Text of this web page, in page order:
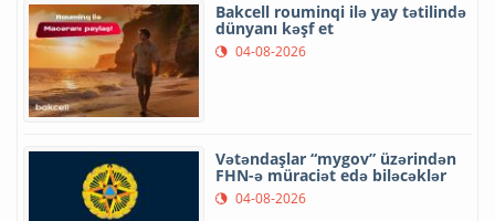
Bakcell rouminqi ilə yay tətilində
dünyanı kəşf et
04-08-2026
Vətəndaşlar “mygov” üzərindən
FHN-ə müraciət edə biləcəklər
04-08-2026